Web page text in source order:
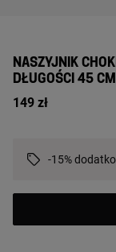
NASZYJNIK
DŁUGOŚCI 45
149 zł
-15%